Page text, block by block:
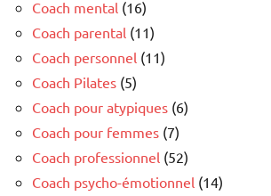
Coach mental (16)
Coach parental (11)
Coach personnel (11)
Coach Pilates (5)
Coach pour atypiques (6)
Coach pour femmes (7)
Coach professionnel (52)
Coach psycho-émotionnel (14)